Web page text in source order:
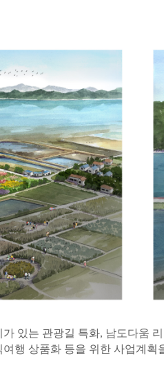
있는 관광길 특화, 남도다움
여행 상품화 등을 위한 사업계획